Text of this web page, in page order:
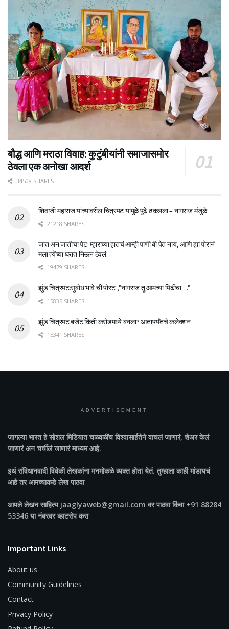
बौद्ध आणि मराठा विवाह: कुटुंबीयांनी समाजासमोर
ठेवला एक अनोखा आदर्श
34508 SHARES
शिवाजी महाराज यांच्यावरील चित्रपट यामुळे पुढे ढकलला – नागराज मंजुळे
21218 SHARES
जात अन जातीचा पेट: म्हाराच्या हातचं आम्ही पाणी बी पेत नाय, आणि ह्या पोरानं
मला त्येंच्या घरात निऊन ठेवलं.
19479 SHARES
झुंड चित्रपट:सुबोध भावे ची पोस्ट ,”नागराज तू आमच्या पिढीचा…”
15835 SHARES
झुंड चित्रपट बजेट:किती करोडमध्ये बनला? आतापर्यँतचे कलेक्शन
15341 SHARES
ADVERTISEMENT
जागल्या भारतहे सोशल मिडियात चळवळींच विश्वासार्हतेने वाचलं जाणारं, शेअर केलं
जाणारं अन चर्चीलं जाणारं माध्यम आहे.
इथं संविधानवादी विवेकी लेखकांना मनमोकळे व्यक्त होता येतं. तुम्हाला काही मांडायचं
आहे तर आमच्याकडे लेख पाठवा
आपले लेखन साहित्य jaaglyaweb@gmail.com वर पाठवा किंवा +91 88284
53346 या नंबरवर व्हाटसेप करा
Important Links
About us
Community Guidelines
Contact
Privacy Policy